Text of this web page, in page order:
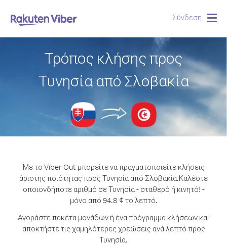
Σύνδεση
Τρόπος κλήσης προς
Τυνησία από Σλοβακία
Με το Viber Out μπορείτε να πραγματοποιείτε κλήσεις
άριστης ποιότητας προς Τυνησία από Σλοβακία.Καλέστε
οποιονδήποτε αριθμό σε Τυνησία - σταθερό ή κινητό! -
μόνο από 94.8 ¢ το λεπτό.
Αγοράστε πακέτα μονάδων ή ένα πρόγραμμα κλήσεων και
αποκτήστε τις χαμηλότερες χρεώσεις ανά λεπτό προς
Τυνησία.